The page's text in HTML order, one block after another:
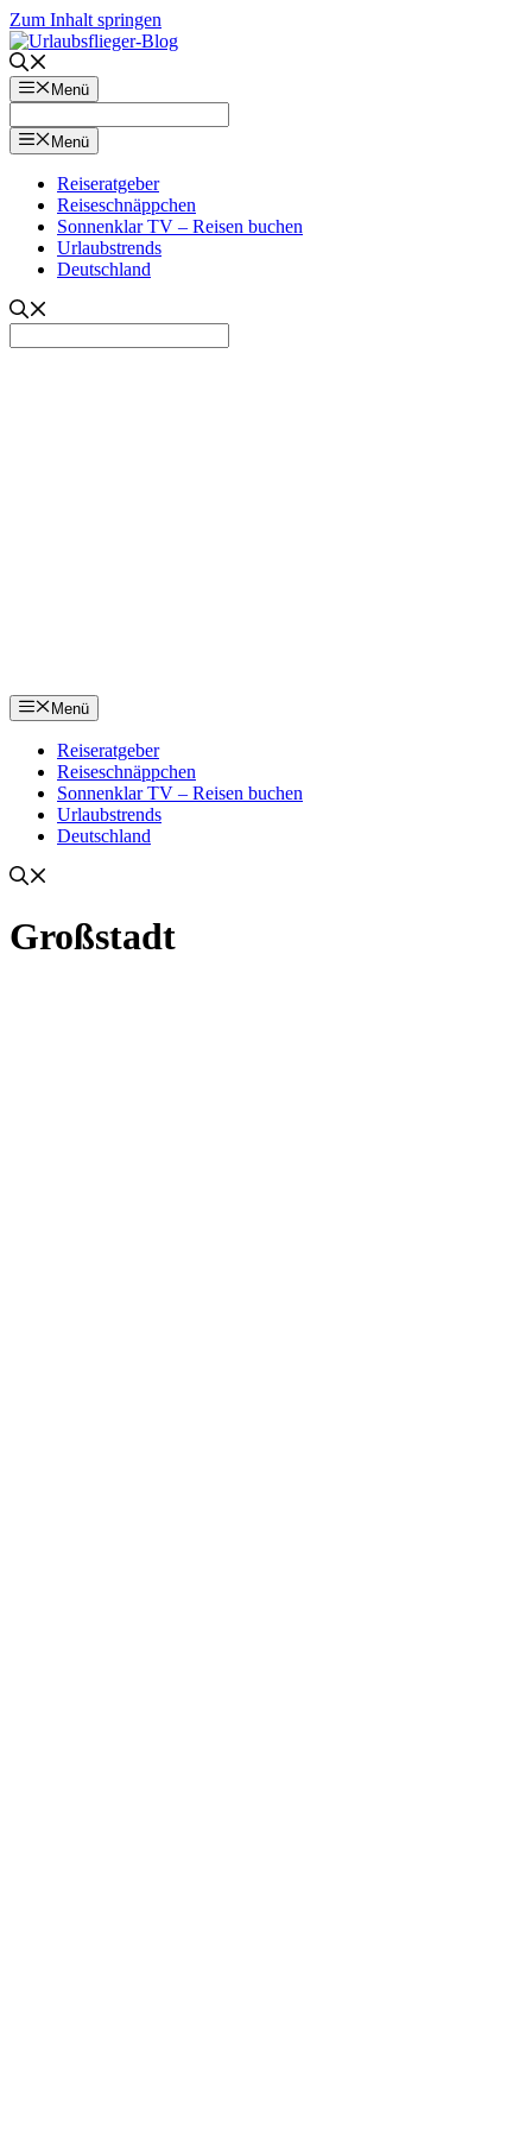
Zum Inhalt springen
Menü
Menü
Reiseratgeber
Reiseschnäppchen
Sonnenklar TV – Reisen buchen
Urlaubstrends
Deutschland
Menü
Reiseratgeber
Reiseschnäppchen
Sonnenklar TV – Reisen buchen
Urlaubstrends
Deutschland
Großstadt